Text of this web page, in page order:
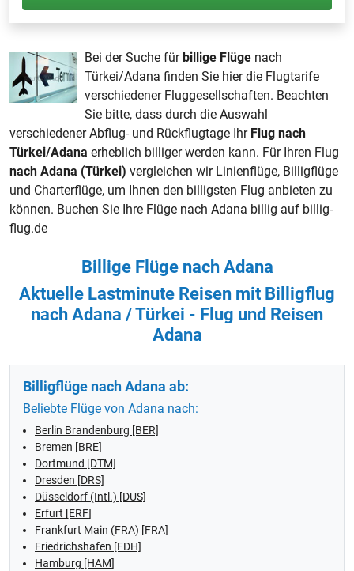
Bei der Suche fürbillige Flüge nach
Türkei/Adana finden Sie hier die Flugtarife
verschiedener Fluggesellschaften. Beachten
Sie bitte, dass durch die Auswahl
verschiedener Abflug- und Rückflugtage Ihr Flug nach
Türkei/Adana erheblich billiger werden kann. Für Ihren Flug
nach Adana (Türkei) vergleichen wir Linienflüge, Billigflüge
und Charterflüge, um Ihnen den billigsten Flug anbieten zu
können. Buchen Sie Ihre Flüge nach Adana billig auf billig-
flug.de
Billige Flüge nach Adana
Aktuelle Lastminute Reisen mit Billigflug
nach Adana / Türkei - Flug und Reisen
Adana
Billigflüge nach Adana ab:
Beliebte Flüge von Adana nach:
Berlin Brandenburg [BER]
Bremen [BRE]
Dortmund [DTM]
Dresden [DRS]
Düsseldorf (Intl.) [DUS]
Erfurt [ERF]
Frankfurt Main (FRA) [FRA]
Friedrichshafen [FDH]
Hamburg [HAM]